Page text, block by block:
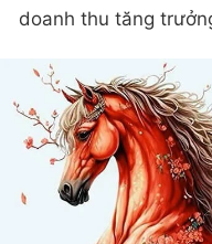
doanh thu tăng